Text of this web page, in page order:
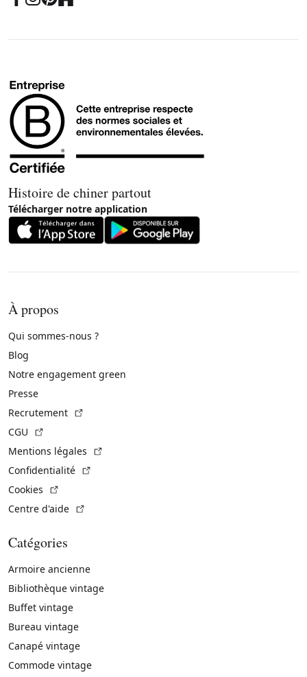
Histoire de chiner partout
Télécharger notre application
À propos
Qui sommes-nous ?
Blog
Notre engagement green
Presse
Recrutement
CGU
Mentions légales
Confidentialité
Cookies
Centre d'aide
Catégories
Armoire ancienne
Bibliothèque vintage
Buffet vintage
Bureau vintage
Canapé vintage
Commode vintage